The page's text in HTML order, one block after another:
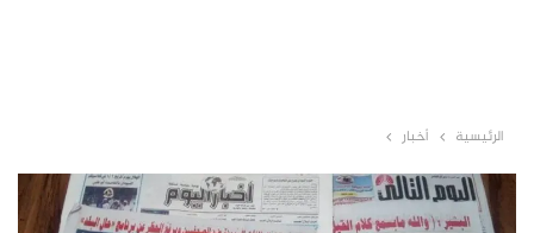
الرئيسية أخبار